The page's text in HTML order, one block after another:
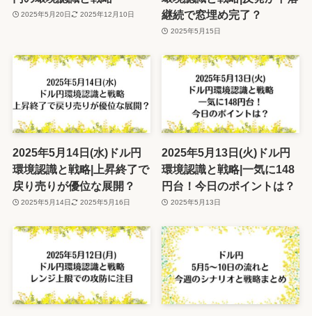
2025年5月20日 2025年12月10日
継続で窓埋め完了？
2025年5月15日
2025年5月14日(水)ドル円
環境認識と戦略|上昇終了で
戻り売りが優位な展開？
2025年5月14日 2025年5月16日
2025年5月13日(火)ドル円
環境認識と戦略|一気に148
円台！今日のポイントは？
2025年5月13日